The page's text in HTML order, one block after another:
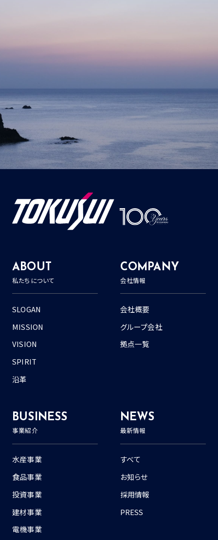
ABOUT
私たちについて
SLOGAN
MISSION
VISION
SPIRIT
沿革
COMPANY
会社情報
会社概要
グループ会社
拠点一覧
BUSINESS
事業紹介
水産事業
食品事業
投資事業
建材事業
電機事業
NEWS
最新情報
すべて
お知らせ
採用情報
PRESS